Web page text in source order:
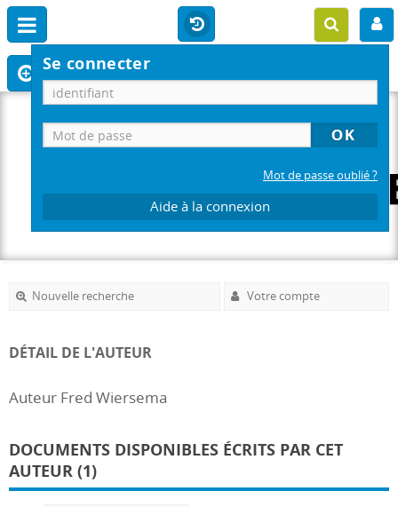
Se connecter
Mot de passe oublié ?
Aide à la connexion
Nouvelle recherche Votre compte
DÉTAIL DE L'AUTEUR
Auteur Fred Wiersema
DOCUMENTS DISPONIBLES ÉCRITS PAR CET
AUTEUR (1)